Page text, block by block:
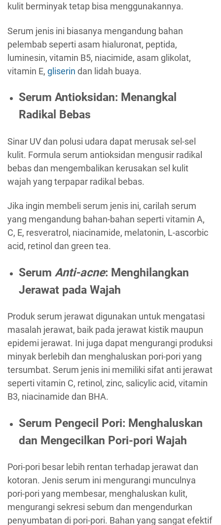
kulit berminyak tetap bisa menggunakannya.
Serum jenis ini biasanya mengandung bahan
pelembab seperti asam hialuronat, peptida,
luminesin, vitamin B5, niacimide, asam glikolat,
vitamin E, gliserin dan lidah buaya.
Serum Antioksidan: Menangkal
Radikal Bebas
Sinar UV dan polusi udara dapat merusak sel-sel
kulit. Formula serum antioksidan mengusir radikal
bebas dan mengembalikan kerusakan sel kulit
wajah yang terpapar radikal bebas.
Jika ingin membeli serum jenis ini, carilah serum
yang mengandung bahan-bahan seperti vitamin A,
C, E, resveratrol, niacinamide, melatonin, L-ascorbic
acid, retinol dan green tea.
Serum Anti-acne: Menghilangkan
Jerawat pada Wajah
Produk serum jerawat digunakan untuk mengatasi
masalah jerawat, baik pada jerawat kistik maupun
epidemi jerawat. Ini juga dapat mengurangi produksi
minyak berlebih dan menghaluskan pori-pori yang
tersumbat. Serum jenis ini memiliki sifat anti jerawat
seperti vitamin C, retinol, zinc, salicylic acid, vitamin
B3, niacinamide dan BHA.
Serum Pengecil Pori: Menghaluskan
dan Mengecilkan Pori-pori Wajah
Pori-pori besar lebih rentan terhadap jerawat dan
kotoran. Jenis serum ini mengurangi munculnya
pori-pori yang membesar, menghaluskan kulit,
mengurangi sekresi sebum dan mengendurkan
penyumbatan di pori-pori. Bahan yang sangat efektif